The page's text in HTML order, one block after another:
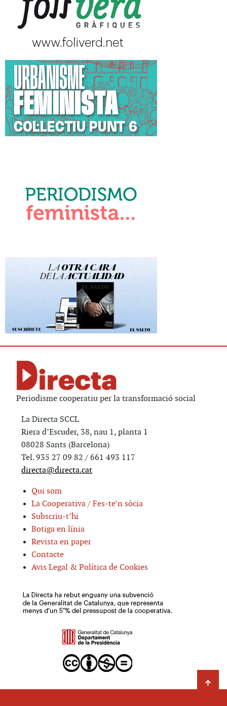
Periodisme cooperatiu per la transformació social
La Directa SCCL
Riera d’Escuder, 38, nau 1, planta 1
08028 Sants (Barcelona)
Tel. 935 27 09 82 / 661 493 117
directa@directa.cat
Qui som
La Cooperativa / Fes-te’n sòcia
Subscriu-t’hi
Botiga en línia
Revista en paper
Contacte
Avis Legal & Política de Cookies